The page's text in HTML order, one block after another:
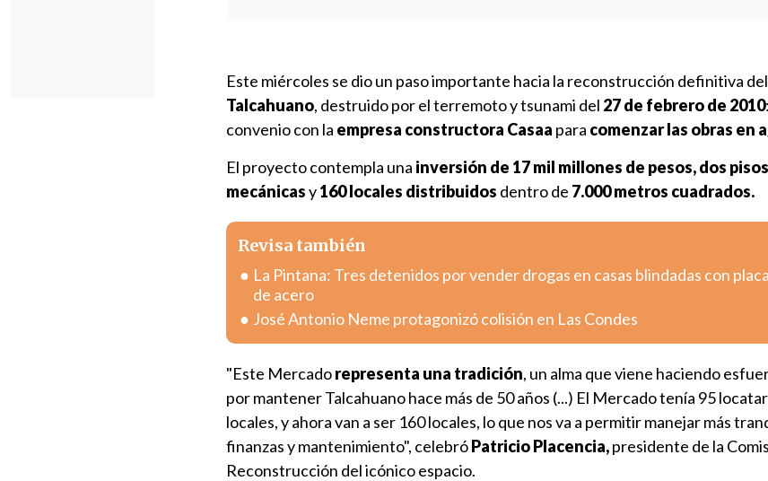
Este miércoles se dio un paso importante hacia la reconstrucción definitiva del
Talcahuano, destruido por el terremoto y tsunami del 27 de febrero de 2010
convenio con la empresa constructora Casaa para comenzar las obras en
El proyecto contempla una inversión de 17 mil millones de pesos, dos
mecánicasy160 locales distribuidos dentro de 7.000 metros cuadrados.
Revisa también
La Pintana: Tres detenidos por vender drogas en casas blindadas con
de acero
José Antonio Neme protagonizó colisión en Las Condes
"Este Mercadorepresenta una tradición, un alma que viene haciendo
por mantener Talcahuano hace más de 50 años (...) El Mercado tenía 95
locales, y ahora van a ser 160 locales, lo que nos va a permitir manejar más
finanzas y mantenimiento", celebróPatricio Placencia,presidente de la
Reconstrucción del icónico espacio.